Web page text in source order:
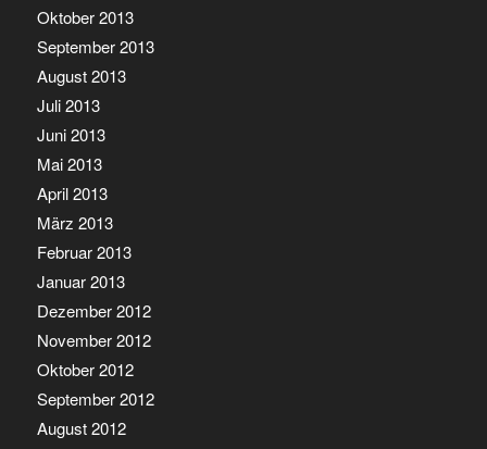
Oktober 2013
September 2013
August 2013
Juli 2013
Juni 2013
Mai 2013
April 2013
März 2013
Februar 2013
Januar 2013
Dezember 2012
November 2012
Oktober 2012
September 2012
August 2012